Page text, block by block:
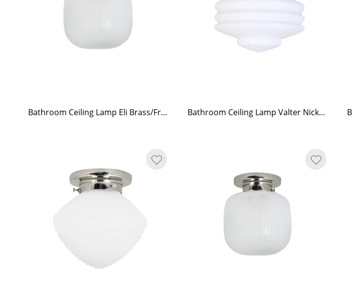
Bathroom Ceiling Lamp Eli Brass/Frost Small Bathroom Ceiling Lamp Valter Nickel/Opal White